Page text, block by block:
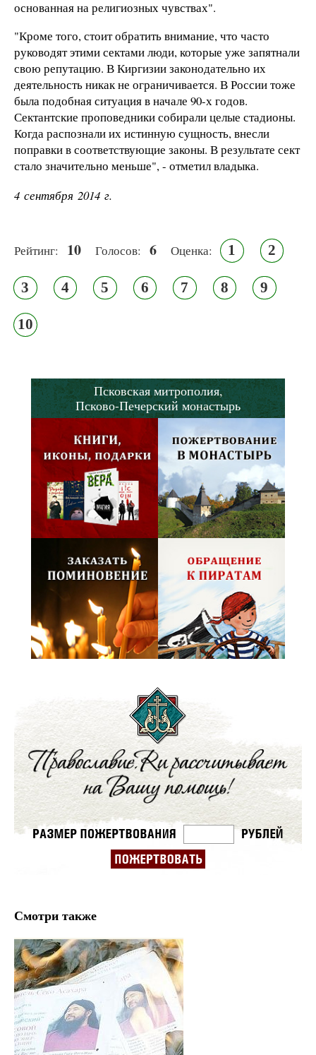
основанная на религиозных чувствах".
"Кроме того, стоит обратить внимание, что часто
руководят этими сектами люди, которые уже запятнали
свою репутацию. В Киргизии законодательно их
деятельность никак не ограничивается. В России тоже
была подобная ситуация в начале 90-х годов.
Сектантские проповедники собирали целые стадионы.
Когда распознали их истинную сущность, внесли
поправки в соответствующие законы. В результате сект
стало значительно меньше", - отметил владыка.
4 сентября 2014 г.
Рейтинг: 10 Голосов: 6 Оценка: 1 2
3 4 5 6 7 8 9
10
Псковская митрополия,
Псково-Печерский монастырь
Смотри также